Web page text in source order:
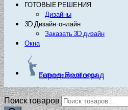
ГОТОВЫЕ РЕШЕНИЯ
Дизайны
3D Дизайн-онлайн
Заказать 3D дизайн
Окна
Город: Волгоград
Выберите другой город
Поиск товаров